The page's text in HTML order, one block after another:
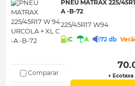
PNEU MATRAX 225/
A -B-72
225/45R17 W94
C A 72 db
Comparar + Ecotaxa